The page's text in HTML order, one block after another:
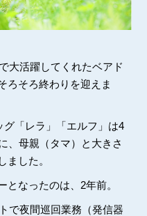
大活躍してくれたベアド
ろそろ終わりを迎えま
グ「レラ」「エルフ」は4
、母親（タマ）と大きさ
ました。
なったのは、2年前。
で夜間巡回業務（発信器